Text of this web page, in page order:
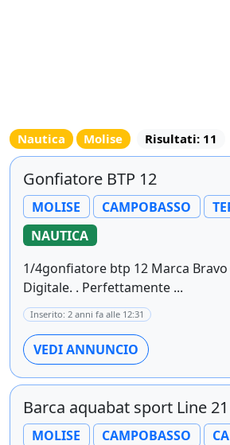
Nautica Molise Risultati: 11
Gonfiatore BTP 12
MOLISE CAMPOBASSO
NAUTICA
1/4gonfiatore btp 12 Marca
Digitale. . Perfettamente ...
Inserito: 2 anni fa alle 12:31
VEDI ANNUNCIO
Barca aquabat sport Line 21
MOLISE CAMPOBASSO